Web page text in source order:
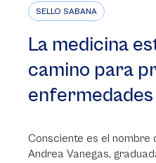
SELLO SABANA
La medicina
camino para
enfermedades
Consciente es el nombre
Andrea Vanegas,